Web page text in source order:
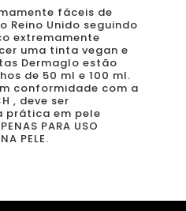
fáceis de
Reino Unido seguindo
extremamente
uma tinta vegan e
Dermaglo estão
de 50 ml e 100 ml.
conformidade com a
, deve ser
prática em pele
PARA USO
PELE.